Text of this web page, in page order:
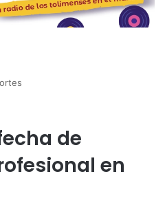
de
en